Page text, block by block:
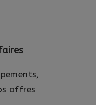
offres